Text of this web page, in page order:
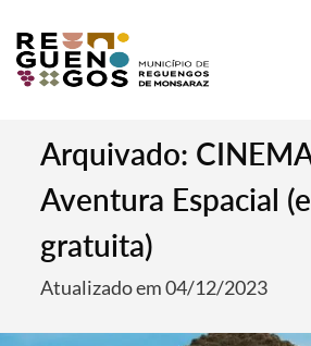
Arquivado:
Aventura Espacial
gratuita)
Atualizado em 04/12/2023